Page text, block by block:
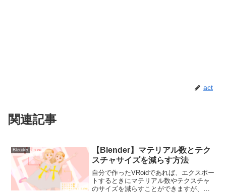
act
関連記事
Blender
【Blender】マテリアル数とテク
スチャサイズを減らす方法
自分で作ったVRoidであれば、エクスポー
トするときにマテリアル数やテクスチャ
のサイズを減らすことができますが、他